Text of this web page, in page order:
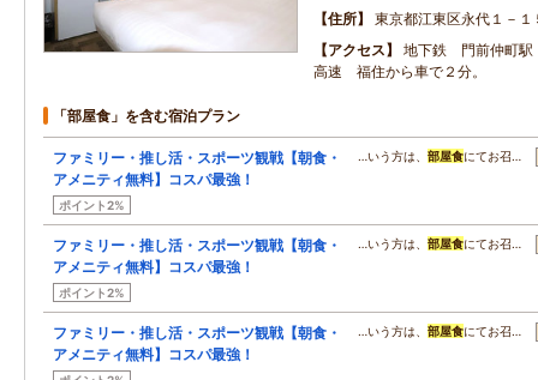
住所
東京都江東区永代１－１
アクセス
地下鉄 門前仲町
高速 福住から車で２分。
「部屋食」を含む宿泊プラン
ファミリー・推し活・スポーツ観戦【朝食・
アメニティ無料】コスパ最強！
ポイント2%
…いう方は、 部屋食にてお召…
ファミリー・推し活・スポーツ観戦【朝食・
アメニティ無料】コスパ最強！
ポイント2%
…いう方は、 部屋食にてお召…
ファミリー・推し活・スポーツ観戦【朝食・
アメニティ無料】コスパ最強！
…いう方は、 部屋食にてお召…